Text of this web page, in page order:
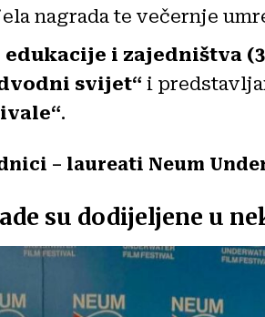
nagrada te večernje
edukacije i zajedništva
svijet“ i
.
– laureati Neum
su dodijeljene u